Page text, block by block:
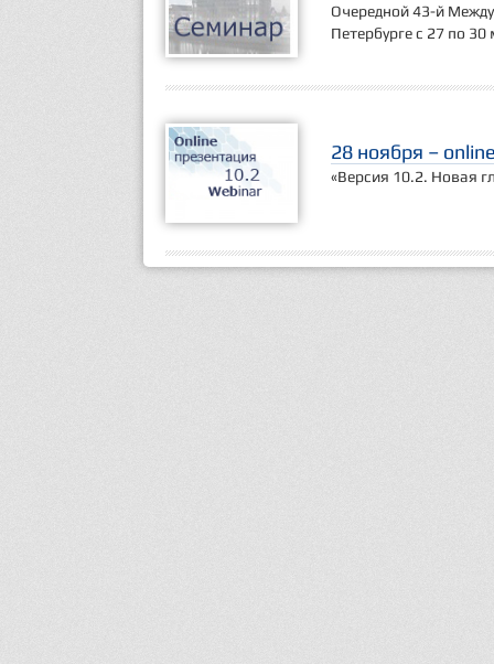
Очередной 43-й
Петербурге с 27 по
28 ноября –
«Версия 10.2. Новая